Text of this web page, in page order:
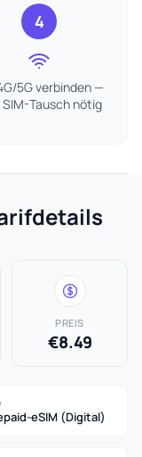
4
5G verbinden —
SIM-Tausch nötig
PREIS
€8.49
eSIM (Digital)